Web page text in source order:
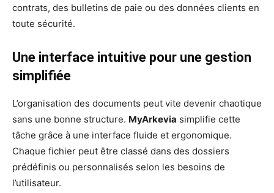
contrats, des bulletins de paie ou des données clients en
toute sécurité.
Une interface intuitive pour une gestion
simplifiée
L’organisation des documents peut vite devenir chaotique
sans une bonne structure. MyArkevia simplifie cette
tâche grâce à une interface fluide et ergonomique.
Chaque fichier peut être classé dans des dossiers
prédéfinis ou personnalisés selon les besoins de
l’utilisateur.